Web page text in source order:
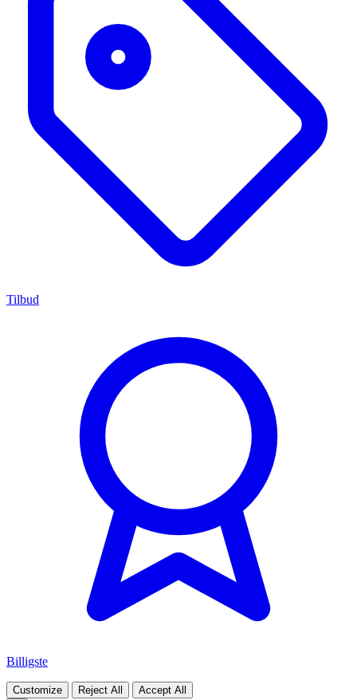
Tilbud
Billigste
Customize Reject All Accept All